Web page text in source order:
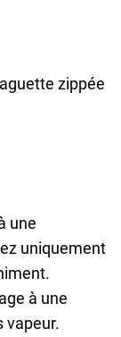
zippée
une
uniquement
à une
vapeur.